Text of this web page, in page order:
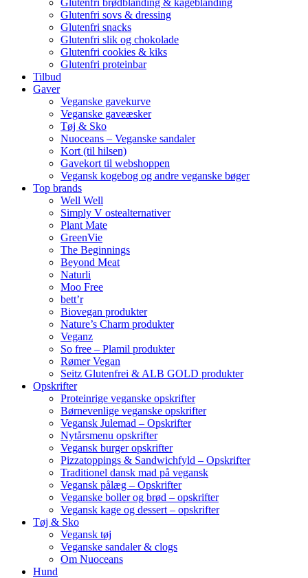
Glutenfri sovs & dressing
Glutenfri snacks
Glutenfri slik og chokolade
Glutenfri cookies & kiks
Glutenfri proteinbar
Tilbud
Gaver
Veganske gavekurve
Veganske gaveæsker
Tøj & Sko
Nuoceans – Veganske sandaler
Kort (til hilsen)
Gavekort til webshoppen
Vegansk kogebog og andre veganske bøger
Top brands
Well Well
Simply V ostealternativer
Plant Mate
GreenVie
The Beginnings
Beyond Meat
Naturli
Moo Free
bett’r
Biovegan produkter
Nature’s Charm produkter
Veganz
So free – Plamil produkter
Rømer Vegan
Seitz Glutenfrei & ALB GOLD produkter
Opskrifter
Proteinrige veganske opskrifter
Børnevenlige veganske opskrifter
Vegansk Julemad – Opskrifter
Nytårsmenu opskrifter
Vegansk burger opskrifter
Pizzatoppings & Sandwichfyld – Opskrifter
Traditionel dansk mad på vegansk
Vegansk pålæg – Opskrifter
Veganske boller og brød – opskrifter
Vegansk kage og dessert – opskrifter
Tøj & Sko
Vegansk tøj
Veganske sandaler & clogs
Om Nuoceans
Hund